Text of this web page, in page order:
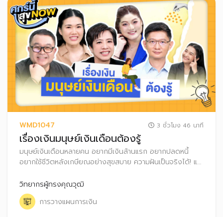
WMD1047 3 ชั่วโมง 46 นาที
เรื่องเงินมนุษย์เงินเดือนต้องรู้
มนุษย์เงินเดือนหลายคน อยากมีเงินล้านแรก อยากปลดหนี้
อยากใช้ชีวิตหลังเกษียณอย่างสุขสบาย ความฝันเป็นจริงได้! แค่
เลือกใช้สิทธิลดหย่อนภาษี พร้อมพัฒนาทักษะการเงินของตัว
เองไปด้วย
วิทยากรผู้ทรงคุณวุฒิ
การวางแผนการเงิน